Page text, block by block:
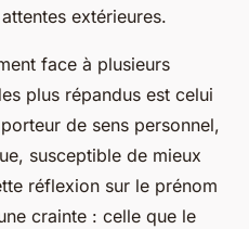
extérieures.
face à plusieurs
plus répandus est celui
de sens personnel,
susceptible de mieux
réflexion sur le prénom
crainte : celle que le